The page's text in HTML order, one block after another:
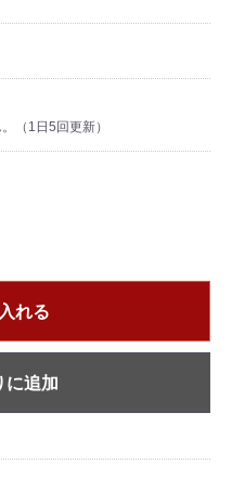
（1日5回更新）
れる
に追加